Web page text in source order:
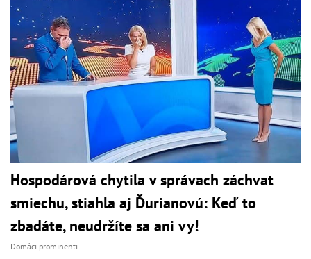
Hospodárová chytila v správach záchvat
smiechu, stiahla aj Ďurianovú: Keď to
zbadáte, neudržíte sa ani vy!
Domáci prominenti